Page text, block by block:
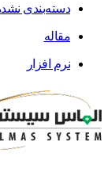
دسته‌بندی
مقاله
نرم افزار